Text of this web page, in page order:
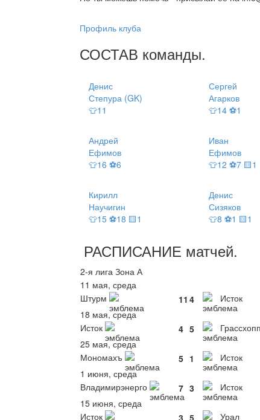
Профиль клуба
СОСТАВ команды.
Денис
Степура (GK)
👕11
Сергей
Агарков
👕14 ⚽1
Андрей
Ефимов
👕16 ⚽6
Иван
Ефимов
👕12 ⚽7 🟨1
Кирилл
Научигин
👕15 ⚽18 🟨1
Денис
Сизяков
👕8 ⚽1 🟨1
РАСПИСАНИЕ матчей.
2-я лига Зона А
11 мая, среда
Штурм
11 4 Исток
18 мая, среда
Исток
4 5
25 мая, среда
Мономахъ
5 1 Исток
1 июня, среда
Владимирэнерго
7 3 Исток
15 июня, среда
Исток
Урал